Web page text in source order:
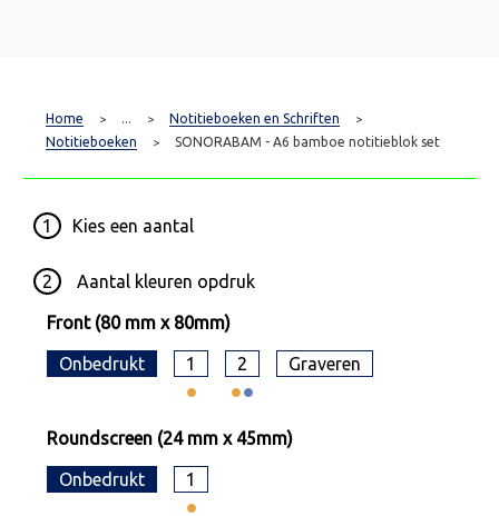
Home > ... > Notitieboeken en Schriften >
Notitieboeken > SONORABAM - A6 bamboe notitieblok set
1 Kies een aantal
2 Aantal kleuren opdruk
Front (80 mm x 80mm)
Onbedrukt 1 2 Graveren
Roundscreen (24 mm x 45mm)
Onbedrukt 1